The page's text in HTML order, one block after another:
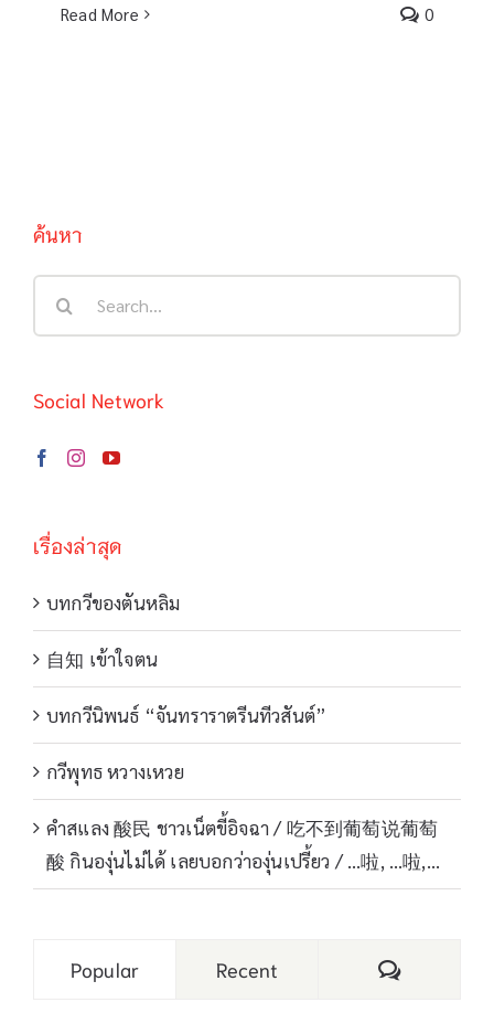
Read More 0
ค้นหา
Social Network
เรื่องล่าสุด
บทกวีของตันหลิม
自知 เข้าใจตน
บทกวีนิพนธ์ “จันทราราตรีนทีวสันต์”
กวีพุทธ หวางเหวย
คำสแลง 酸民 ชาวเน็ตขี้อิจฉา / 吃不到葡萄说葡萄
酸 กินองุ่นไม่ได้ เลยบอกว่าองุ่นเปรี้ยว / …啦, …啦,…
Popular Recent Comments